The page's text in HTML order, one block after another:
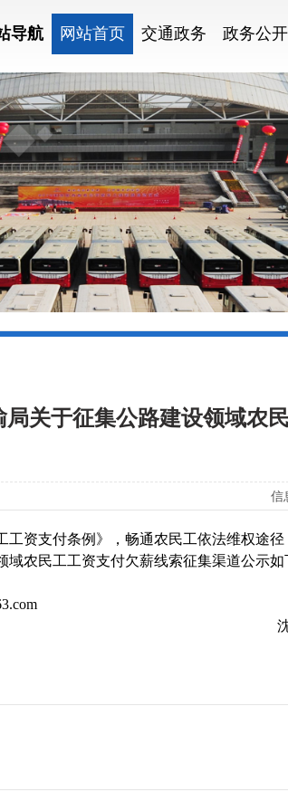
导航 网站首页 交通政务 政务公开
关于征集公路建设领域农
信
工资支付条例》，畅通农民工依法维权途
农民工工资支付欠薪线索征集渠道公示如
交通运